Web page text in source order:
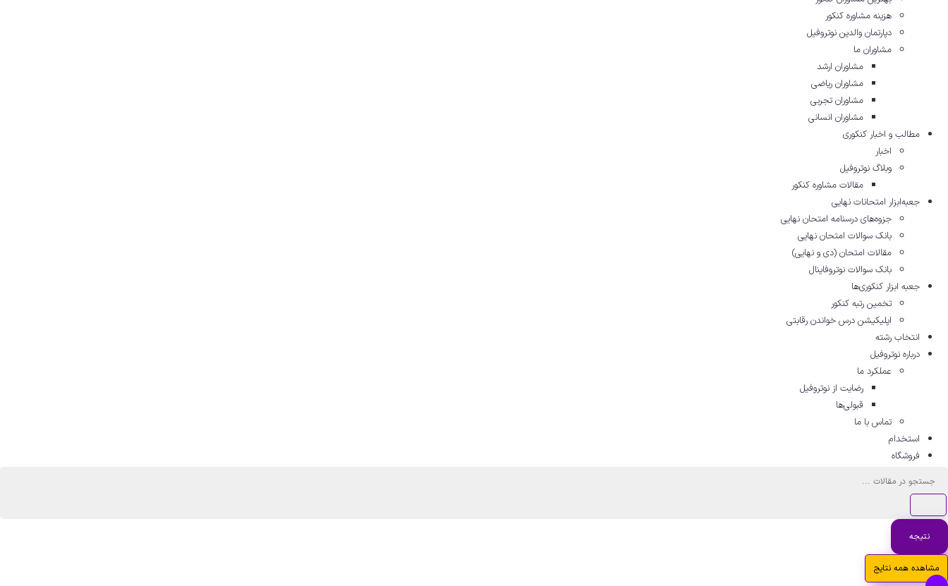
هزینه مشاوره کنکور
دپارتمان والدین نوتروفیل
مشاوران ما
مشاوران ارشد
مشاوران ریاضی
مشاوران تجربی
مشاوران انسانی
مطالب و اخبار کنکوری
اخبار
وبلاگ نوتروفیل
مقالات مشاوره‌ کنکور
جعبه‌ابزار امتحانات نهایی
جزوه‌های درسنامه امتحان نهایی
بانک سوالات امتحان نهایی
مقالات امتحان (دی و نهایی)
بانک سوالات نوتروفاینال
جعبه ابزار کنکوری‌ها
تخمین رتبه کنکور
اپلیکیشن درس خواندن رقابتی
انتخاب رشته
درباره نوتروفیل
عملکرد ما
رضایت از نوتروفیل
قبولی‌ها
تماس با ما
استخدام
فروشگاه
جستجو
نتیجه
مشاهده همه نتایج